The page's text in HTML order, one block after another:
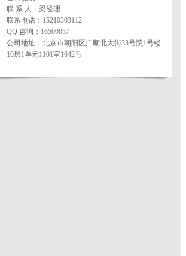
联 系 人：梁经理
联系电话： 15210303112
QQ 咨询：16509057
公司地址：北京市朝阳区广顺北大街33号院1号楼
10层1单元1101室1642号